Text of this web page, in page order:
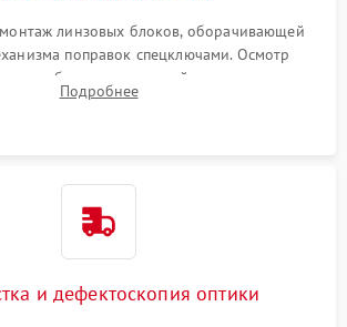
линзовых блоков, оборачивающей
поправок спецключами. Осмотр
резьбовых соединений, пружин и
колец. Поиск причин люфта, смещения
Подробнее
и дефектоскопия оптики